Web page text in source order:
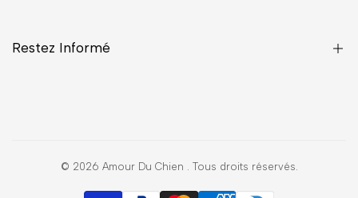
Restez Informé
© 2026 Amour Du Chien . Tous droits réservés.